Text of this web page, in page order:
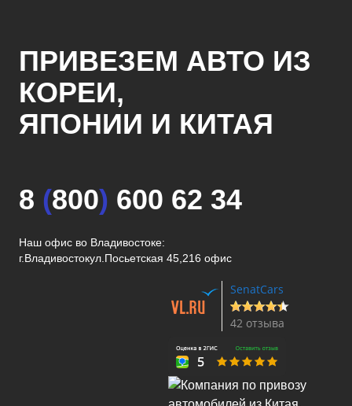
ПРИВЕЗЕМ АВТО ИЗ
КОРЕИ,
ЯПОНИИ И КИТАЯ
8 (800) 600 62 34
Наш офис во Владивостоке:
г.Владивостокул.Посьетская 45,216 офис
SenatCars
42 отзыва